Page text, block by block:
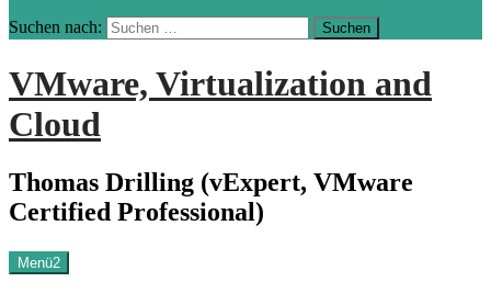
Suchen nach:
VMware, Virtualization and
Cloud
Thomas Drilling (vExpert, VMware
Certified Professional)
Menü2